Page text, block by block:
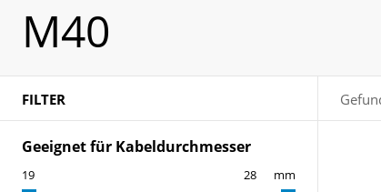
M40
FILTER
Geeignet für Kabeldurchmesser
mm